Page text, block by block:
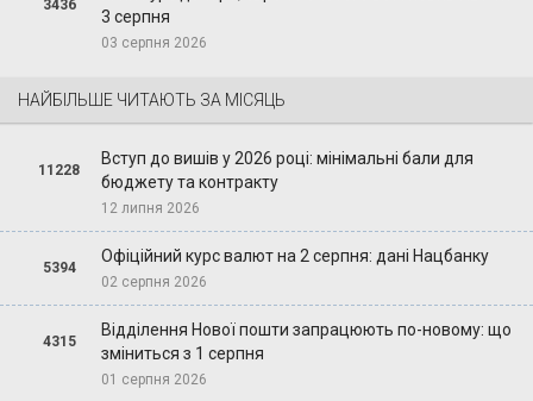
3436
3 серпня
03 серпня 2026
НАЙБІЛЬШЕ ЧИТАЮТЬ ЗА МІСЯЦЬ
11228
Вступ до вишів у 2026 році: мінімальні бали для
бюджету та контракту
12 липня 2026
5394
Офіційний курс валют на 2 серпня: дані Нацбанку
02 серпня 2026
4315
Відділення Нової пошти запрацюють по-новому: що
зміниться з 1 серпня
01 серпня 2026